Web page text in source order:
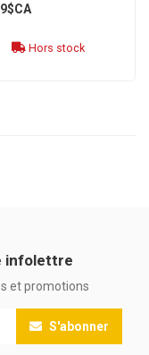
Hors stock
infolettre
et promotions
S'abonner